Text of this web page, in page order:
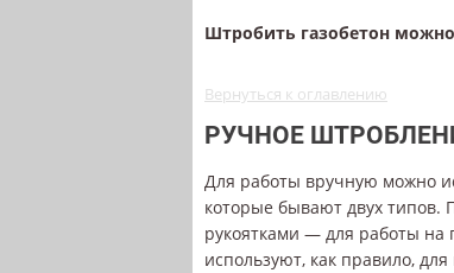
Штробить газобетон
Вернуться к оглавлению
РУЧНОЕ
Для работы вручную можно
которые бывают двух
рукоятками — для работы на
используют, как правило,